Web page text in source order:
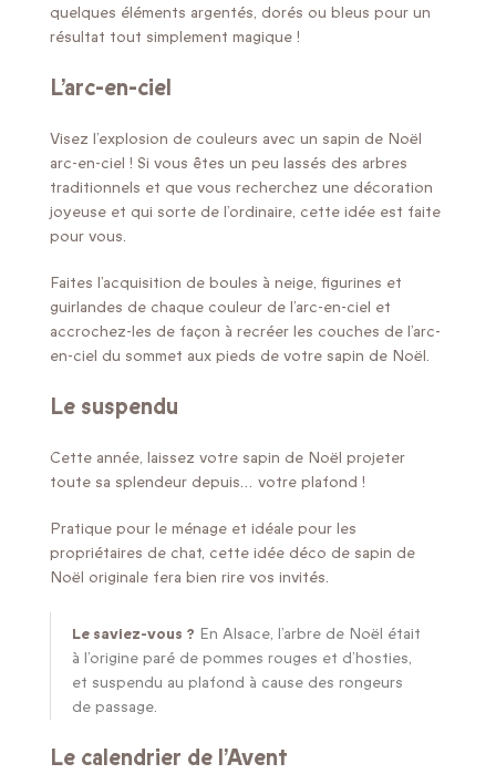
quelques éléments argentés, dorés ou bleus pour un
résultat tout simplement magique !
L’arc-en-ciel
Visez l’explosion de couleurs avec un sapin de Noël
arc-en-ciel ! Si vous êtes un peu lassés des arbres
traditionnels et que vous recherchez une décoration
joyeuse et qui sorte de l’ordinaire, cette idée est faite
pour vous.
Faites l’acquisition de boules à neige, figurines et
guirlandes de chaque couleur de l’arc-en-ciel et
accrochez-les de façon à recréer les couches de l’arc-
en-ciel du sommet aux pieds de votre sapin de Noël.
Le suspendu
Cette année, laissez votre sapin de Noël projeter
toute sa splendeur depuis… votre plafond !
Pratique pour le ménage et idéale pour les
propriétaires de chat, cette idée déco de sapin de
Noël originale fera bien rire vos invités.
Le saviez-vous ? En Alsace, l’arbre de Noël était
à l’origine paré de pommes rouges et d’hosties,
et suspendu au plafond à cause des rongeurs
de passage.
Le calendrier de l’Avent